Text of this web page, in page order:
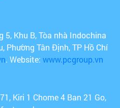
5, Khu B, Tòa nhà Indochina
Phường Tân Định, TP Hồ Chí
. Website: www.pcgroup.vn
Kiri 1 Chome 4 Ban 21 Go,